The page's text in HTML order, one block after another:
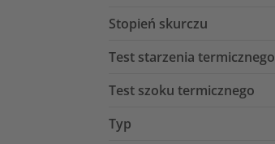
Stopień skurczu
Test starzenia termicznego
Test szoku termicznego
Typ